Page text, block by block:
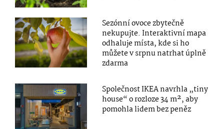
Sezónní ovoce zbytečně
nekupujte. Interaktivní mapa
odhaluje místa, kde si ho
můžete v srpnu natrhat úplně
zdarma
Společnost IKEA navrhla „tiny
house“ o rozloze 34 m², aby
pomohla lidem bez peněz